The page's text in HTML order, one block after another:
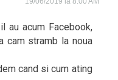
au acum Facebook,
cam stramb la noua
cand si cum ating